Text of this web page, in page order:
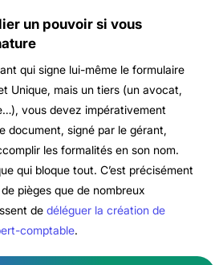
un pouvoir si vous
qui signe lui-même le formulaire
Unique, mais un tiers (un avocat,
vous devez impérativement
document, signé par le gérant,
les formalités en son nom.
qui bloque tout. C’est précisément
pièges que de nombreux
de déléguer la création de
comptable.